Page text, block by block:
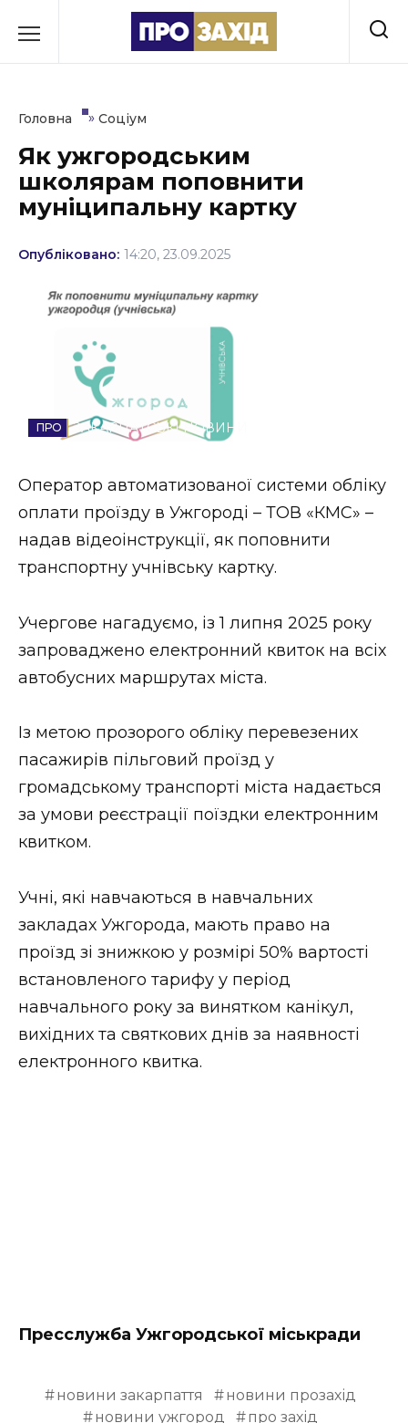
до
Культура
Освіта
Події
Політика
Соціум
Спорт
Стиль життя
Втрачений Ужгород (відеоверсія)
НОВИНИ ЗАХІДНОЇ УКРАЇНИ
ФОТО
ВІДЕО
Головна » Соціум
Як ужгородським
школярам поповнити
муніципальну картку
Опубліковано: 14:20, 23.09.2025
ЗАКАРПАТСЬКІ НОВИНИ
Оператор автоматизованої системи обліку
оплати проїзду в Ужгороді – ТОВ «КМС» –
надав відеоінструкції, як поповнити
транспортну учнівську картку.
Учергове нагадуємо, із 1 липня 2025 року
запроваджено електронний квиток на всіх
автобусних маршрутах міста.
Із метою прозорого обліку перевезених
пасажирів пільговий проїзд у
громадському транспорті міста надається
за умови реєстрації поїздки електронним
квитком.
Учні, які навчаються в навчальних
закладах Ужгорода, мають право на
проїзд зі знижкою у розмірі 50% вартості
встановленого тарифу у період
навчального року за винятком канікул,
вихідних та святкових днів за наявності
електронного квитка.
Пресслужба Ужгородської міськради
новини закарпаття
новини прозахід
новини ужгород
про захід